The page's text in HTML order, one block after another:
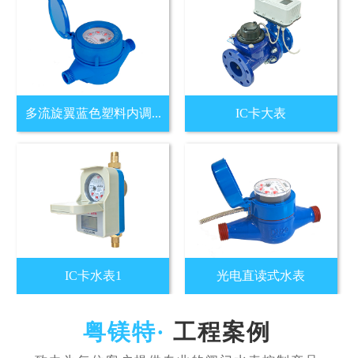
多流旋翼蓝色塑料内调... IC卡大表
IC卡水表1 光电直读式水表
工程案例